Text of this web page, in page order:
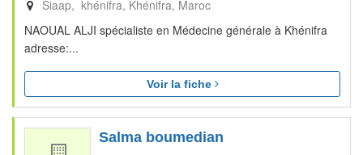
Siaap, khénifra Khénifra Maroc
NAOUAL ALJI spécialiste en Médecine générale à Khénifra
adresse:...
Voir la fiche
Salma boumedian